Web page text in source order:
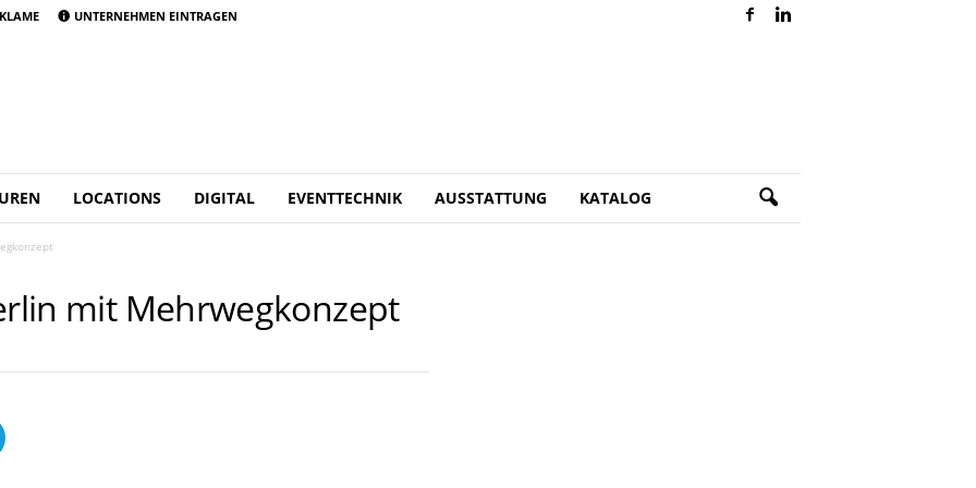
UNTERNEHMEN EINTRAGEN
LOCATIONS DIGITAL EVENTTECHNIK AUSSTATTUNG KATALOG
mit Mehrwegkonzept